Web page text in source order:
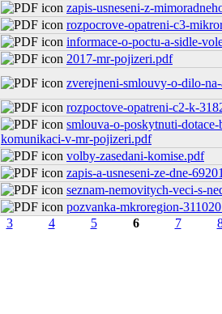
zapis-usneseni-z-
rozpocrove-opatreni-c3-
informace-o-poctu-a-sidle-
2017-mr-pojizeri.pdf
zverejneni-smlouvy-o-dilo-
rozpoctove-opatreni-c2-k-
smlouva-o-poskytnuti-
komunikaci-v-mr-pojizeri.pdf
volby-zasedani-komise.pdf
zapis-a-usneseni-ze-dne-
seznam-nemovitych-veci-s-
pozvanka-mkroregion-
3 4 5 6 7